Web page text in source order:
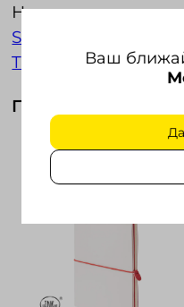
Ваш
Например, к
Snow
Trendi
—
Полный комплект